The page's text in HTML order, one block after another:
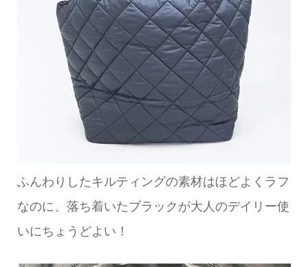
ふんわりしたキルティングの素材はほどよくラフ
なのに、落ち着いたブラックが大人のデイリー使
いにちょうどよい！